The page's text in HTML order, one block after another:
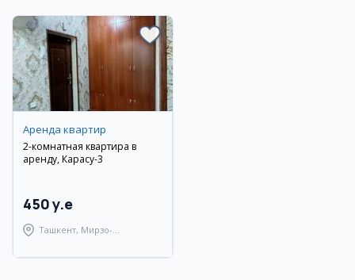
Аренда квартир
2-комнатная квартира в
аренду, Карасу-3
450 y.e
Ташкент, Мирзо-